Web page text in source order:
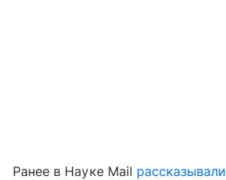
Ранее в Науке Mail рассказывали